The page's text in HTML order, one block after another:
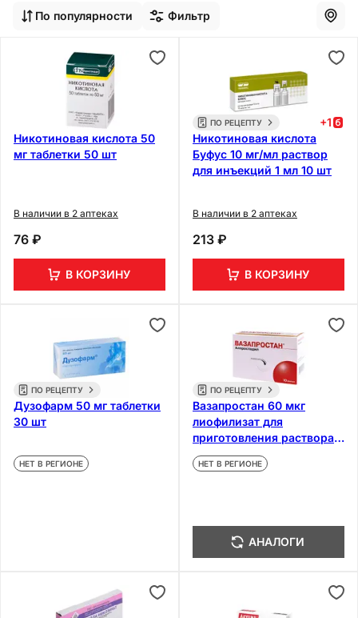
По популярности Фильтр
Никотиновая кислота 50
мг таблетки 50 шт
В наличии в 2 аптеках
76 ₽
В КОРЗИНУ
ПО РЕЦЕПТУ +1
Никотиновая кислота
Буфус 10 мг/мл раствор
для инъекций 1 мл 10 шт
В наличии в 2 аптеках
213 ₽
В КОРЗИНУ
ПО РЕЦЕПТУ
Дузофарм 50 мг таблетки
30 шт
НЕТ В РЕГИОНЕ
ПО РЕЦЕПТУ
Вазапростан 60 мкг
лиофилизат для
приготовления раствора
для инфузий 10 шт
НЕТ В РЕГИОНЕ
АНАЛОГИ